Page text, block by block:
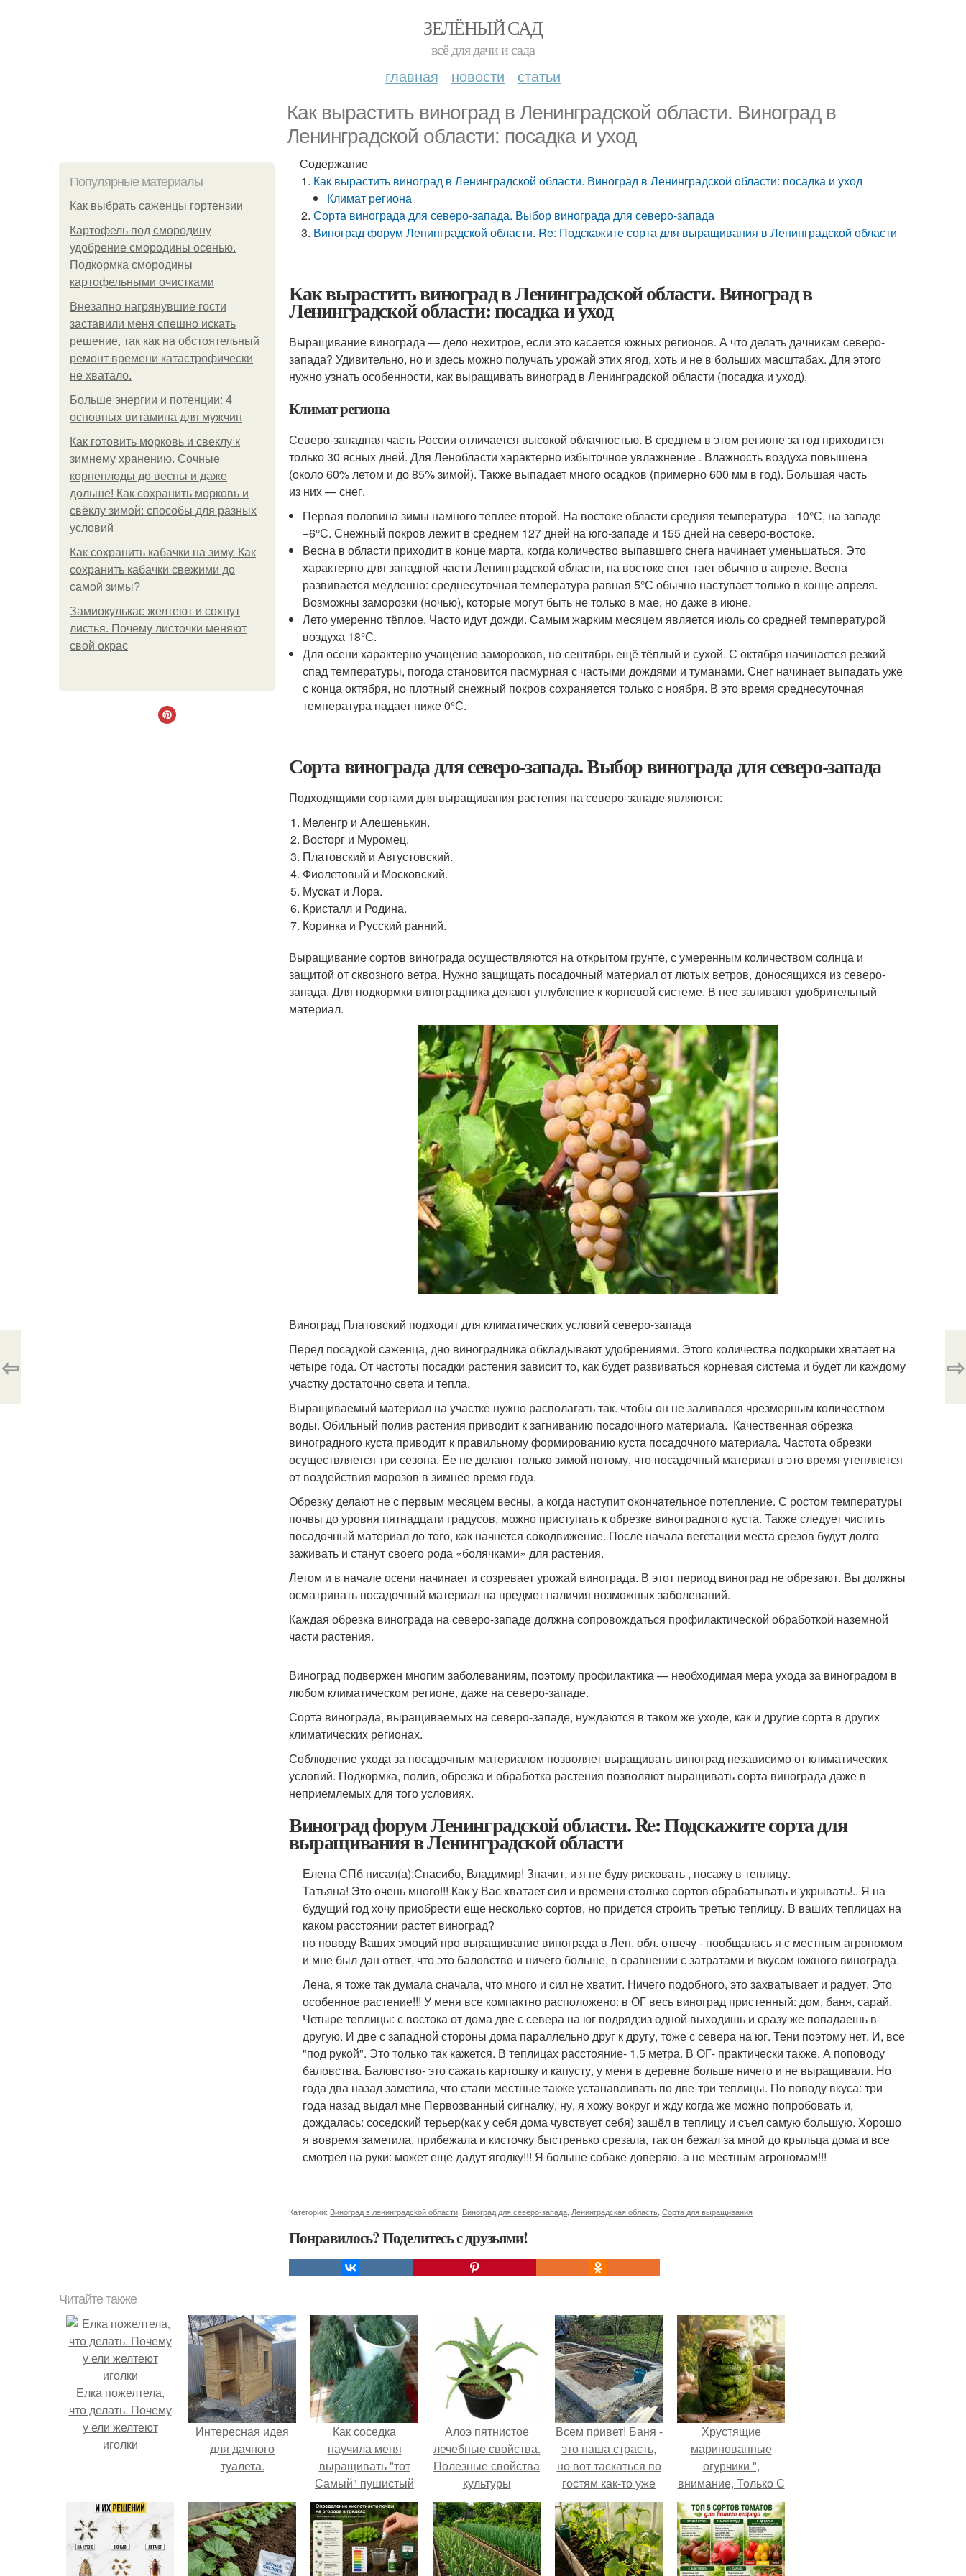
ЗЕЛЁНЫЙ САД
всё для дачи и сада
главная новости статьи
Как вырастить виноград в Ленинградской области. Виноград в
Ленинградской области: посадка и уход
Популярные материалы
Как выбрать саженцы гортензии
Картофель под смородину
удобрение смородины осенью.
Подкормка смородины
картофельными очистками
Внезапно нагрянувшие гости
заставили меня спешно искать
решение, так как на обстоятельный
ремонт времени катастрофически
не хватало.
Больше энергии и потенции: 4
основных витамина для мужчин
Как готовить морковь и свеклу к
зимнему хранению. Сочные
корнеплоды до весны и даже
дольше! Как сохранить морковь и
свёклу зимой: способы для разных
условий
Как сохранить кабачки на зиму. Как
сохранить кабачки свежими до
самой зимы?
Замиокулькас желтеют и сохнут
листья. Почему листочки меняют
свой окрас
Содержание
Как вырастить виноград в Ленинградской области. Виноград в Ленинградской области: посадка и уход
Климат региона
Сорта винограда для северо-запада. Выбор винограда для северо-запада
Виноград форум Ленинградской области. Re: Подскажите сорта для выращивания в Ленинградской области
Как вырастить виноград в Ленинградской области. Виноград в
Ленинградской области: посадка и уход
Выращивание винограда — дело нехитрое, если это касается южных регионов. А что делать дачникам северо-
запада? Удивительно, но и здесь можно получать урожай этих ягод, хоть и не в больших масштабах. Для этого
нужно узнать особенности, как выращивать виноград в Ленинградской области (посадка и уход).
Климат региона
Северо-западная часть России отличается высокой облачностью. В среднем в этом регионе за год приходится
только 30 ясных дней. Для Ленобласти характерно избыточное увлажнение . Влажность воздуха повышена
(около 60% летом и до 85% зимой). Также выпадает много осадков (примерно 600 мм в год). Большая часть
из них — снег.
Первая половина зимы намного теплее второй. На востоке области средняя температура −10°С, на западе
−6°С. Снежный покров лежит в среднем 127 дней на юго-западе и 155 дней на северо-востоке.
Весна в области приходит в конце марта, когда количество выпавшего снега начинает уменьшаться. Это
характерно для западной части Ленинградской области, на востоке снег тает обычно в апреле. Весна
развивается медленно: среднесуточная температура равная 5°С обычно наступает только в конце апреля.
Возможны заморозки (ночью), которые могут быть не только в мае, но даже в июне.
Лето умеренно тёплое. Часто идут дожди. Самым жарким месяцем является июль со средней температурой
воздуха 18°С.
Для осени характерно учащение заморозков, но сентябрь ещё тёплый и сухой. С октября начинается резкий
спад температуры, погода становится пасмурная с частыми дождями и туманами. Снег начинает выпадать уже
с конца октября, но плотный снежный покров сохраняется только с ноября. В это время среднесуточная
температура падает ниже 0°С.
Сорта винограда для северо-запада. Выбор винограда для северо-запада
Подходящими сортами для выращивания растения на северо-западе являются:
Меленгр и Алешенькин.
Восторг и Муромец.
Платовский и Августовский.
Фиолетовый и Московский.
Мускат и Лора.
Кристалл и Родина.
Коринка и Русский ранний.
Выращивание сортов винограда осуществляются на открытом грунте, с умеренным количеством солнца и
защитой от сквозного ветра. Нужно защищать посадочный материал от лютых ветров, доносящихся из северо-
запада. Для подкормки виноградника делают углубление к корневой системе. В нее заливают удобрительный
материал.
Виноград Платовский подходит для климатических условий северо-запада
Перед посадкой саженца, дно виноградника обкладывают удобрениями. Этого количества подкормки хватает на
четыре года. От частоты посадки растения зависит то, как будет развиваться корневая система и будет ли каждому
участку достаточно света и тепла.
Выращиваемый материал на участке нужно располагать так. чтобы он не заливался чрезмерным количеством
воды. Обильный полив растения приводит к загниванию посадочного материала. Качественная обрезка
виноградного куста приводит к правильному формированию куста посадочного материала. Частота обрезки
осуществляется три сезона. Ее не делают только зимой потому, что посадочный материал в это время утепляется
от воздействия морозов в зимнее время года.
Обрезку делают не с первым месяцем весны, а когда наступит окончательное потепление. С ростом температуры
почвы до уровня пятнадцати градусов, можно приступать к обрезке виноградного куста. Также следует чистить
посадочный материал до того, как начнется сокодвижение. После начала вегетации места срезов будут долго
заживать и станут своего рода «болячками» для растения.
Летом и в начале осени начинает и созревает урожай винограда. В этот период виноград не обрезают. Вы должны
осматривать посадочный материал на предмет наличия возможных заболеваний.
Каждая обрезка винограда на северо-западе должна сопровождаться профилактической обработкой наземной
части растения.
Виноград подвержен многим заболеваниям, поэтому профилактика — необходимая мера ухода за виноградом в
любом климатическом регионе, даже на северо-западе.
Сорта винограда, выращиваемых на северо-западе, нуждаются в таком же уходе, как и другие сорта в других
климатических регионах.
Соблюдение ухода за посадочным материалом позволяет выращивать виноград независимо от климатических
условий. Подкормка, полив, обрезка и обработка растения позволяют выращивать сорта винограда даже в
неприемлемых для того условиях.
Виноград форум Ленинградской области. Re: Подскажите сорта для
выращивания в Ленинградской области
Елена СПб писал(а):Спасибо, Владимир! Значит, и я не буду рисковать , посажу в теплицу.
Татьяна! Это очень много!!! Как у Вас хватает сил и времени столько сортов обрабатывать и укрывать!.. Я на
будущий год хочу приобрести еще несколько сортов, но придется строить третью теплицу. В ваших теплицах на
каком расстоянии растет виноград?
по поводу Ваших эмоций про выращивание винограда в Лен. обл. отвечу - пообщалась я с местным агрономом
и мне был дан ответ, что это баловство и ничего больше, в сравнении с затратами и вкусом южного винограда.
Лена, я тоже так думала сначала, что много и сил не хватит. Ничего подобного, это захватывает и радует. Это
особенное растение!!! У меня все компактно расположено: в ОГ весь виноград пристенный: дом, баня, сарай.
Четыре теплицы: с востока от дома две с севера на юг подряд:из одной выходишь и сразу же попадаешь в
другую. И две с западной стороны дома параллельно друг к другу, тоже с севера на юг. Тени поэтому нет. И, все
"под рукой". Это только так кажется. В теплицах расстояние- 1,5 метра. В ОГ- практически также. А поповоду
баловства. Баловство- это сажать картошку и капусту, у меня в деревне больше ничего и не выращивали. Но
года два назад заметила, что стали местные также устанавливать по две-три теплицы. По поводу вкуса: три
года назад выдал мне Первозванный сигналку, ну, я хожу вокруг и жду когда же можно попробовать и,
дождалась: соседский терьер(как у себя дома чувствует себя) зашёл в теплицу и съел самую большую. Хорошо
я вовремя заметила, прибежала и кисточку быстренько срезала, так он бежал за мной до крыльца дома и все
смотрел на руки: может еще дадут ягодку!!! Я больше собаке доверяю, а не местным агрономам!!!
Категории: Виноград в ленинградской области Виноград для северо-запада Ленинградская область Сорта для выращивания
Понравилось? Поделитесь с друзьями!
⇦ ⇨
Читайте также
Елка пожелтела,
что делать. Почему
у ели желтеют
иголки
Интересная идея
для дачного
туалета.
Как соседка
научила меня
выращивать "тот
Самый" пушистый
укроп.
Алоэ пятнистое
лечебные свойства.
Полезные свойства
культуры
Всем привет! Баня -
это наша страсть,
но вот таскаться по
гостям как-то уже
надоело.
Хрустящие
маринованные
огурчики ",
внимание, Только С
Грядки".